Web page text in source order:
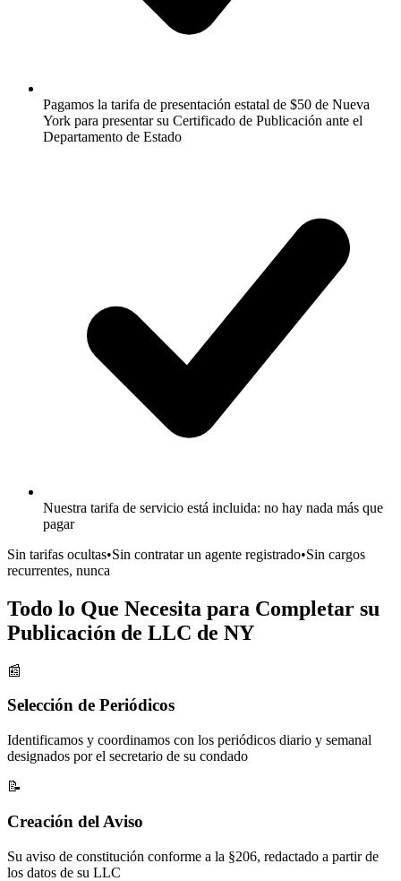
Pagamos la tarifa de presentación estatal de $50 de Nueva
York para presentar su Certificado de Publicación ante el
Departamento de Estado
Nuestra tarifa de servicio está incluida: no hay nada más que
pagar
Sin tarifas ocultas•Sin contratar un agente registrado•Sin cargos
recurrentes, nunca
Todo lo Que Necesita para Completar su
Publicación de LLC de NY
📰
Selección de Periódicos
Identificamos y coordinamos con los periódicos diario y semanal
designados por el secretario de su condado
📝
Creación del Aviso
Su aviso de constitución conforme a la §206, redactado a partir de
los datos de su LLC